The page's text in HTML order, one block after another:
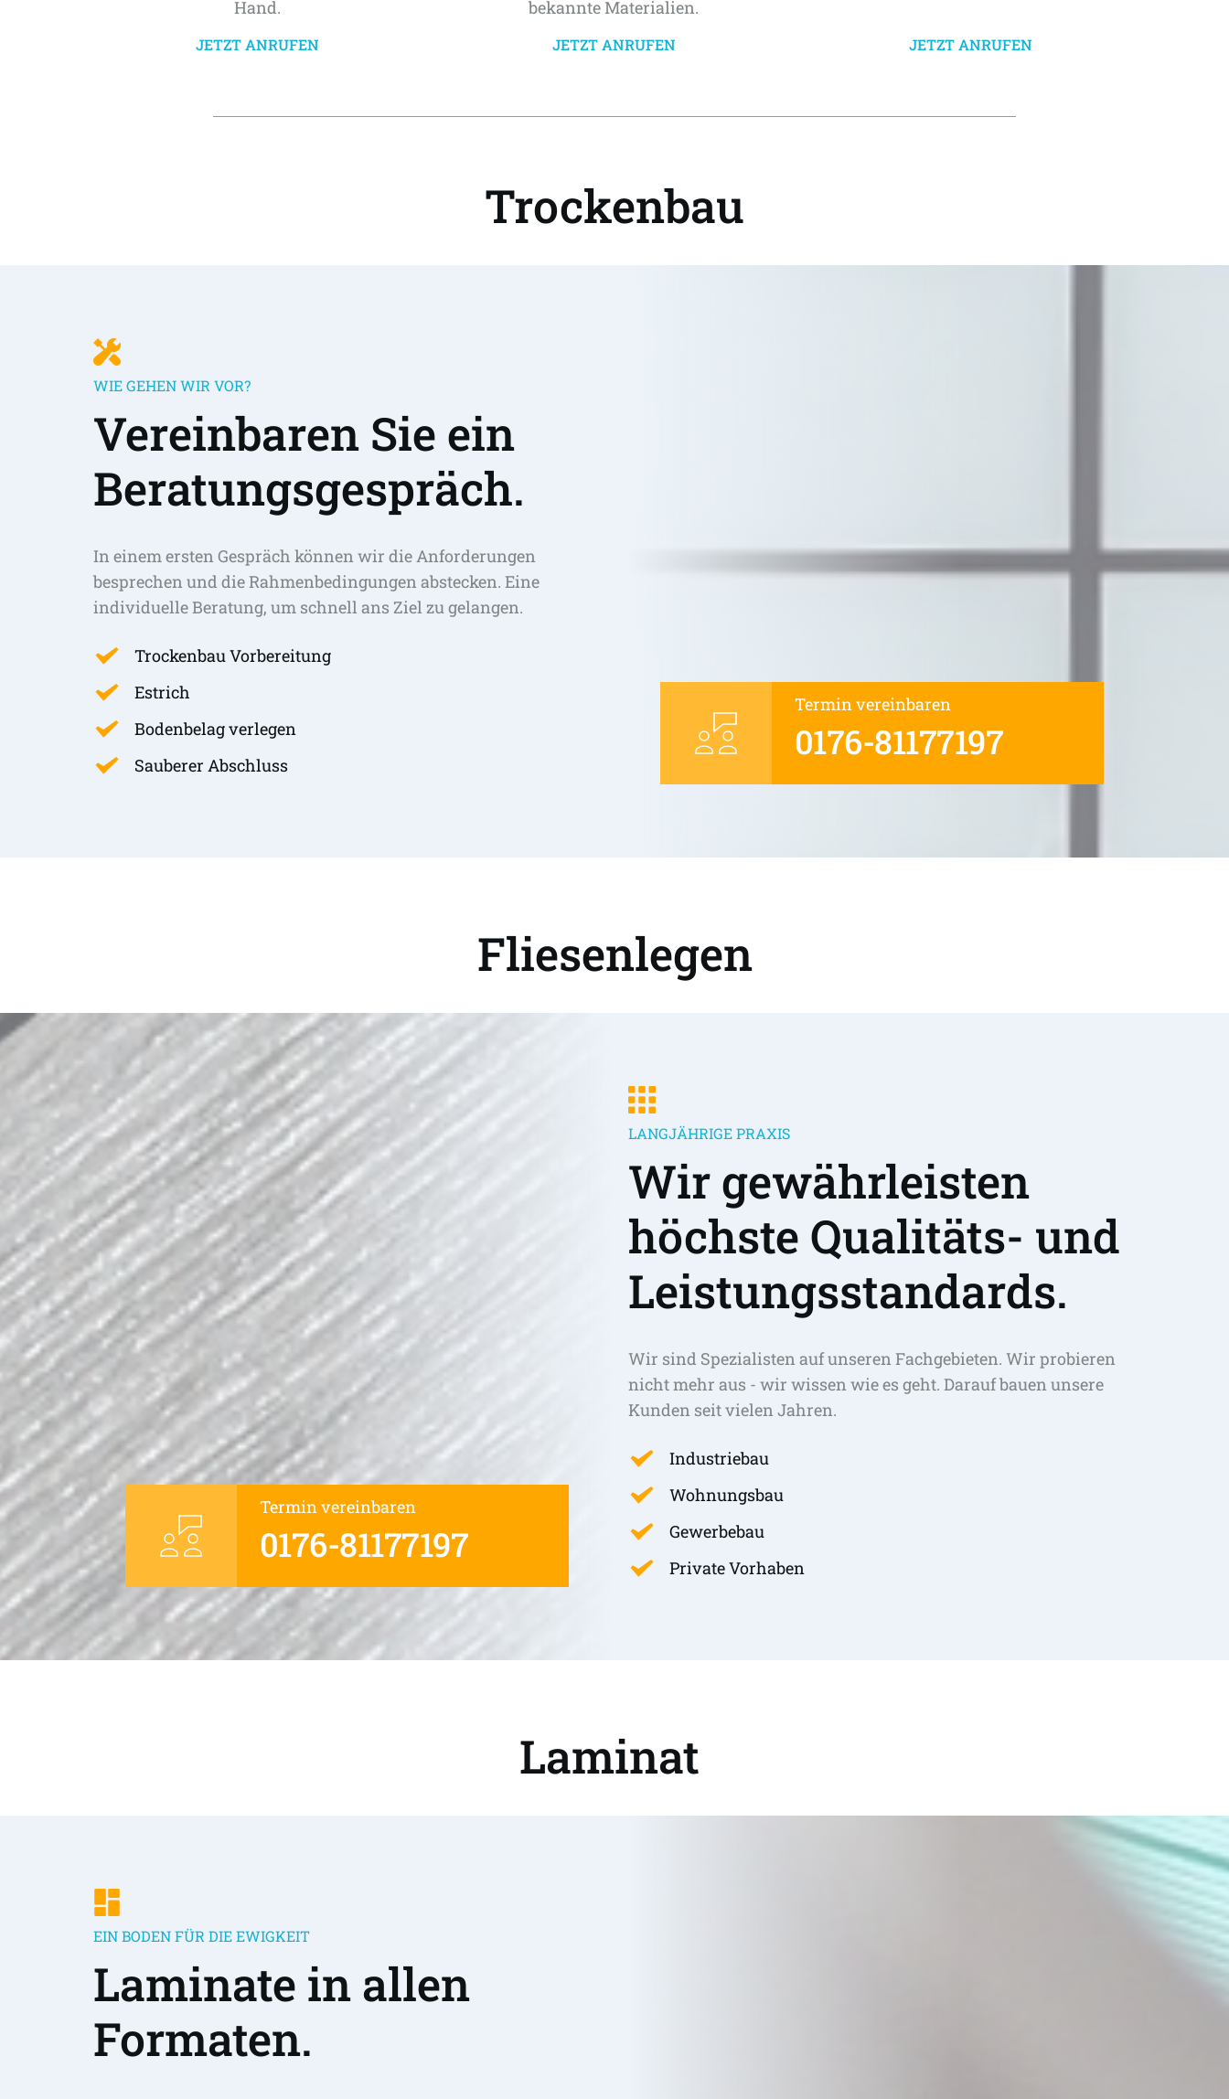
Hand.
JETZT ANRUFEN
bekannte Materialien.
JETZT ANRUFEN JETZT ANRUFEN
Trockenbau
WIE GEHEN WIR VOR?
Vereinbaren Sie ein
Beratungsgespräch.
In einem ersten Gespräch können wir die Anforderungen
besprechen und die Rahmenbedingungen abstecken. Eine
individuelle Beratung, um schnell ans Ziel zu gelangen.
Trockenbau Vorbereitung
Estrich
Bodenbelag verlegen
Sauberer Abschluss
Termin vereinbaren
0176-81177197
Fliesenlegen
Termin vereinbaren
0176-81177197
LANGJÄHRIGE PRAXIS
Wir gewährleisten
höchste Qualitäts- und
Leistungsstandards.
Wir sind Spezialisten auf unseren Fachgebieten. Wir probieren
nicht mehr aus - wir wissen wie es geht. Darauf bauen unsere
Kunden seit vielen Jahren.
Industriebau
Wohnungsbau
Gewerbebau
Private Vorhaben
Laminat
EIN BODEN FÜR DIE EWIGKEIT
Laminate in allen
Formaten.